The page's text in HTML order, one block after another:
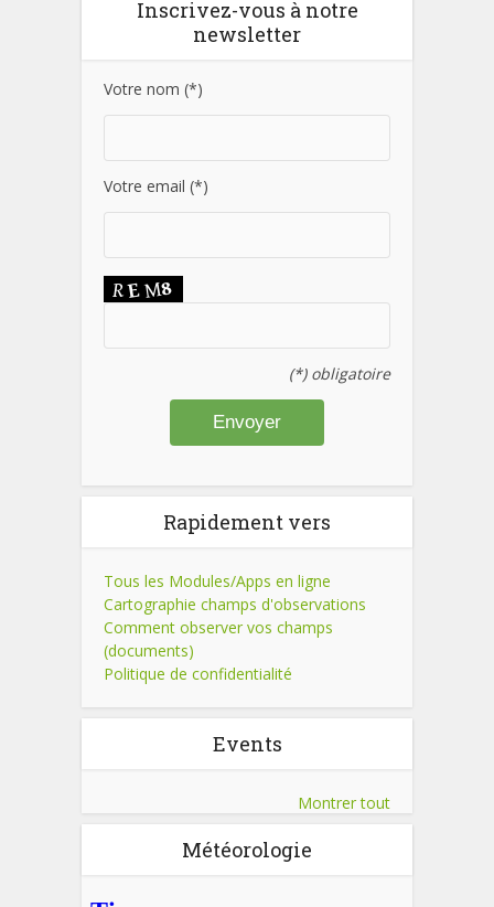
Inscrivez-vous à notre
newsletter
Votre nom (*)
Votre email (*)
(*) obligatoire
Rapidement vers
Tous les Modules/Apps en ligne
Cartographie champs d'observations
Comment observer vos champs
(documents)
Politique de confidentialité
Events
Montrer tout
Météorologie